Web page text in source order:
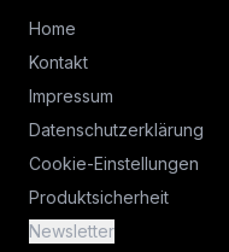
Home
Kontakt
Impressum
Datenschutzerklärung
Cookie-Einstellungen
Produktsicherheit
Newsletter